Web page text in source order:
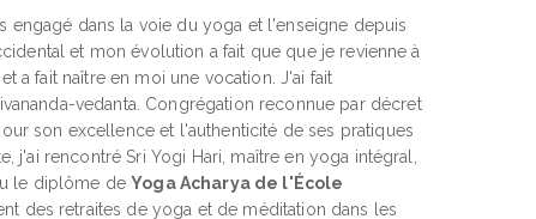
engagé dans la voie du yoga et l'enseigne depuis
et mon évolution a fait que que je revienne à
a fait naître en moi une vocation. J'ai fait
vedanta. Congrégation reconnue par décret
son excellence et l'authenticité de ses pratiques
j'ai rencontré Sri Yogi Hari, maître en yoga intégral,
le diplôme deYoga Acharya de l'École
des retraites de yoga et de méditation dans les